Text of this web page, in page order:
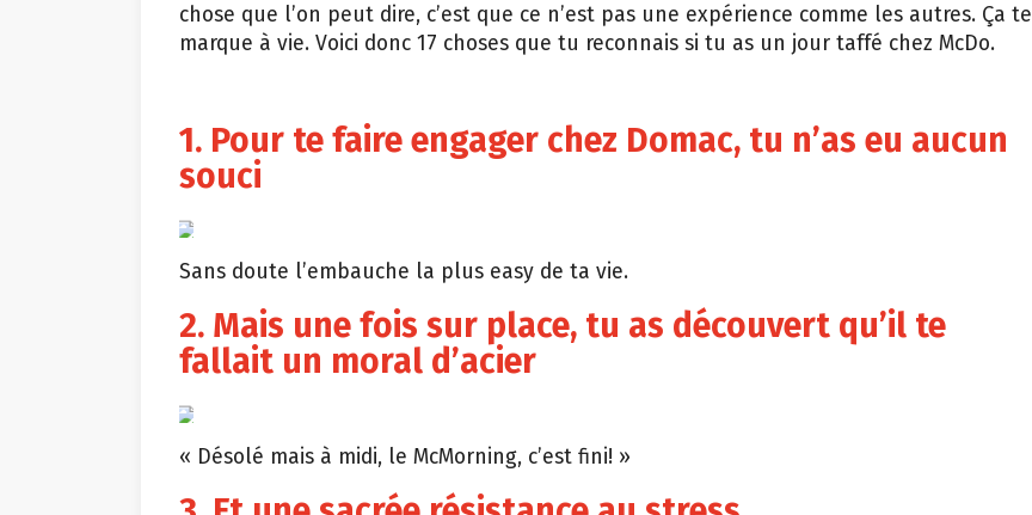
chose que l’on peut dire, c’est que ce n’est pas une expérience comme les autres. Ça te
marque à vie. Voici donc 17 choses que tu reconnais si tu as un jour taffé chez McDo.
1. Pour te faire engager chez Domac, tu n’as eu aucun
souci
Sans doute l’embauche la plus easy de ta vie.
2. Mais une fois sur place, tu as découvert qu’il te
fallait un moral d’acier
« Désolé mais à midi, le McMorning, c’est fini! »